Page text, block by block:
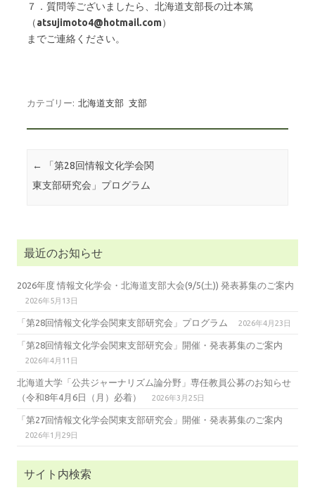
７．質問等ございましたら、北海道支部長の辻本篤
（atsujimoto4@hotmail.com）
までご連絡ください。
カテゴリー: 北海道支部 支部
投稿ナビゲーション
←
「第28回情報文化学会関
東支部研究会」プログラム
最近のお知らせ
2026年度 情報文化学会・北海道支部大会(9/5(土)) 発表募集のご案内
2026年5月13日
「第28回情報文化学会関東支部研究会」プログラム 2026年4月23日
「第28回情報文化学会関東支部研究会」開催・発表募集のご案内
2026年4月11日
北海道大学「公共ジャーナリズム論分野」専任教員公募のお知らせ
（令和8年4月6日（月）必着）
2026年3月25日
「第27回情報文化学会関東支部研究会」開催・発表募集のご案内
2026年1月29日
サイト内検索